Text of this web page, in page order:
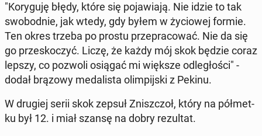
"Ko­ry­gu­ję błędy, które się po­ja­wia­ją. Nie idzie to tak
swo­bod­nie, jak wtedy, gdy byłem w ży­cio­wej formie.
Ten okres trzeba po prostu prze­pra­co­wać. Nie da się
go prze­sko­czyć. Liczę, że każdy mój skok będzie coraz
lepszy, co pozwoli osiągać mi większe od­le­gło­ści" -
dodał brązowy me­da­li­sta olim­pij­ski z Pekinu.
W drugiej serii skok zepsuł Znisz­czoł, który na pół­met­
ku był 12. i miał szansę na dobry re­zul­tat.